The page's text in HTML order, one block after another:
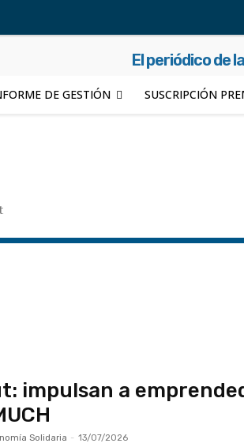
El periódico de
DE GESTIÓN SUSCRIPCIÓN
impulsan a
Solidaria - 13/07/2026